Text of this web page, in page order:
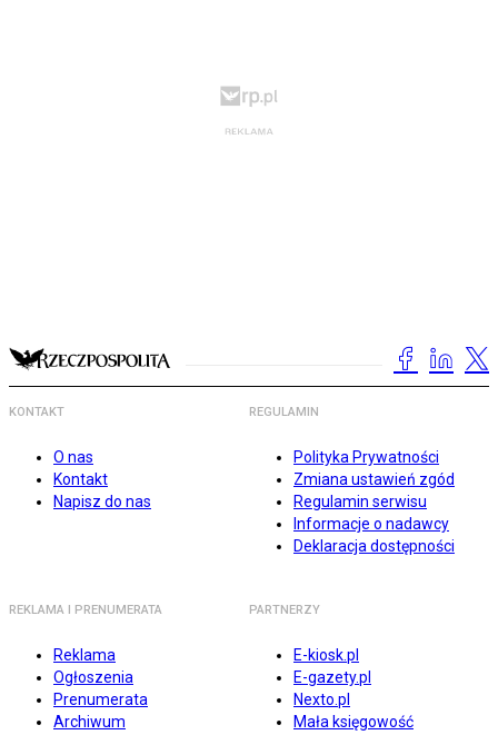
KONTAKT
O nas
Kontakt
Napisz do nas
REGULAMIN
Polityka Prywatności
Zmiana ustawień zgód
Regulamin serwisu
Informacje o nadawcy
Deklaracja dostępności
REKLAMA I PRENUMERATA
Reklama
Ogłoszenia
Prenumerata
Archiwum
PARTNERZY
E-kiosk.pl
E-gazety.pl
Nexto.pl
Mała księgowość